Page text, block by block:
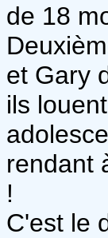
de 18
et Gary
ils
rendant
!
C'est le